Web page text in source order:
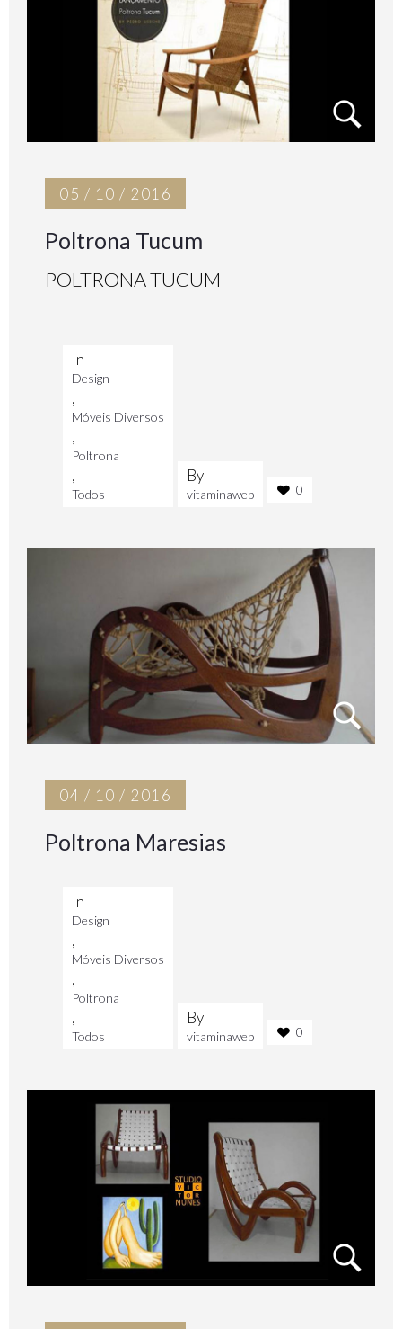
05 / 10 / 2016
Poltrona Tucum
POLTRONA TUCUM
In
Design
,
Móveis Diversos
,
Poltrona
,
Todos
By
vitaminaweb 0
04 / 10 / 2016
Poltrona Maresias
In
Design
,
Móveis Diversos
,
Poltrona
,
Todos
By
vitaminaweb 0